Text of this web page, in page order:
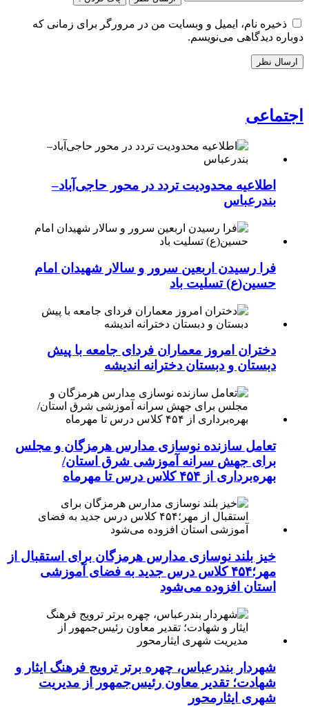
ذخیره نام، ایمیل و وبسایت من در مرورگر برای زمانی که
دوباره دیدگاهی می‌نویسم.
اجتماعی
اطلاعیه محدودیت تردد در محور حاجی‌آباد–
بندرعباس
فرا رسیدن اربعین سرور و سالار شهیدان امام
حسین(ع) تسلیت باد
دختران امروز معماران فردای جامعه با پیش
دبستان و دبستان دخترانه اندیشه
تعامل سازنده نوسازی مدارس هرمزگان و مجلس
برای جهش سرانه آموزشی شرق استان/
بهره‌برداری از ۴۵۴ کلاس درس تا مهرماه
خیز بلند نوسازی مدارس هرمزگان برای استقبال از
مهر؛۴۵۴ کلاس درس جدید به فضای آموزشی
استان افزوده می‌شود
شهردار بندرعباس، چهره برتر ترویج فرهنگ ایثار و
شهادت؛ تقدیر معاون رئیس‌جمهور از مدیریت
شهری ایثارمحور